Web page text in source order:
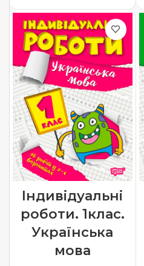
Індивідуальні
роботи. 1клас.
Українська
мова